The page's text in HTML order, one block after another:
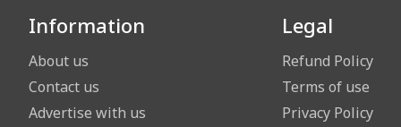
Information
About us
Contact us
Advertise with us
Legal
Refund Policy
Terms of use
Privacy Policy